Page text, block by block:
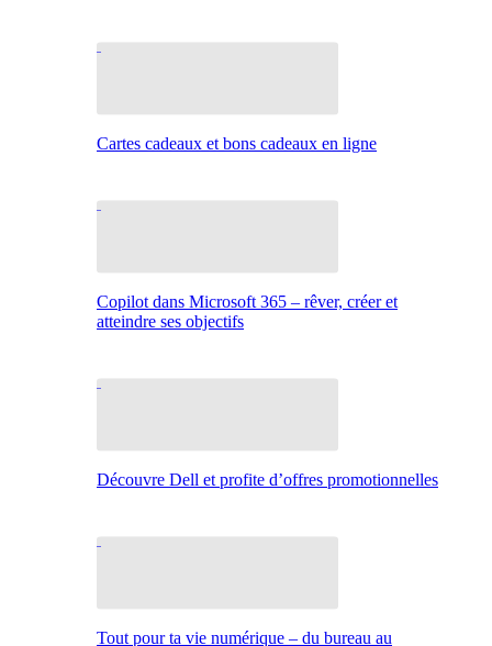
Cartes cadeaux et bons cadeaux en ligne
Copilot dans Microsoft 365 – rêver, créer et
atteindre ses objectifs
Découvre Dell et profite d’offres promotionnelles
Tout pour ta vie numérique – du bureau au